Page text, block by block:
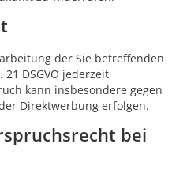
der Sie betreffenden
DSGVO jederzeit
kann insbesondere gegen
Direktwerbung erfolgen.
bei